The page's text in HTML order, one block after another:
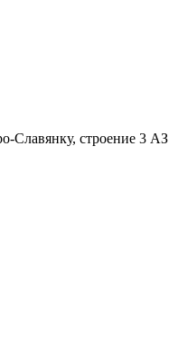
Славянку, строение 3 АЗ